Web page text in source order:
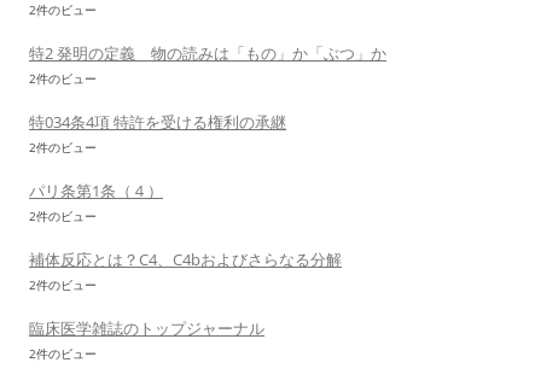
2件のビュー
特2 発明の定義 物の読みは「もの」か「ぶつ」か
2件のビュー
特034条4項 特許を受ける権利の承継
2件のビュー
パリ条第1条（４）
2件のビュー
補体反応とは？C4、C4bおよびさらなる分解
2件のビュー
臨床医学雑誌のトップジャーナル
2件のビュー